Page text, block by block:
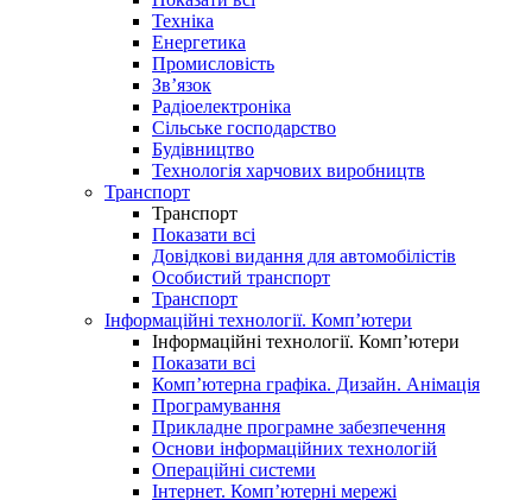
Техніка
Енергетика
Промисловість
Зв’язок
Радіоелектроніка
Сільське господарство
Будівництво
Технологія харчових виробництв
Транспорт
Транспорт
Показати всі
Довідкові видання для автомобілістів
Особистий транспорт
Транспорт
Інформаційні технології. Комп’ютери
Інформаційні технології. Комп’ютери
Показати всі
Комп’ютерна графіка. Дизайн. Анімація
Програмування
Прикладне програмне забезпечення
Основи інформаційних технологій
Операційні системи
Інтернет. Комп’ютерні мережі